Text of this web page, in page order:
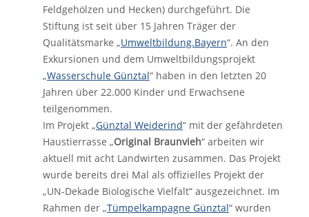
Feldgehölzen und Hecken) durchgeführt. Die
Stiftung ist seit über 15 Jahren Träger der
Qualitätsmarke „Umweltbildung.Bayern“. An den
Exkursionen und dem Umweltbildungsprojekt
„Wasserschule Günztal“ haben in den letzten 20
Jahren über 22.000 Kinder und Erwachsene
teilgenommen.
Im Projekt „Günztal Weiderind“ mit der gefährdeten
Haustierrasse „Original Braunvieh“ arbeiten wir
aktuell mit acht Landwirten zusammen. Das Projekt
wurde bereits drei Mal als offizielles Projekt der
„UN-Dekade Biologische Vielfalt“ ausgezeichnet. Im
Rahmen der „Tümpelkampagne Günztal“ wurden